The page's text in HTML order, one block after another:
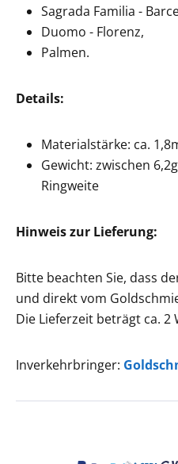
Sagrada Familia -
Duomo - Florenz,
Palmen.
Details:
Materialstärke: ca.
Gewicht: zwischen
Ringweite
Hinweis zur Lieferung:
Bitte beachten Sie, dass
und direkt vom
Die Lieferzeit beträgt ca. 2
Inverkehrbringer: